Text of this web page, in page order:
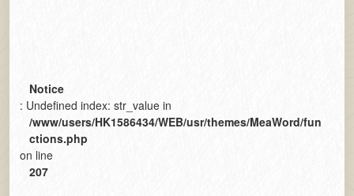
Notice
: Undefined index: str_value in
/www/users/HK1586434/WEB/usr/themes/MeaWord/fun
ctions.php
on line
207